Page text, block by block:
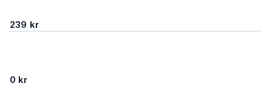
239 kr
0 kr